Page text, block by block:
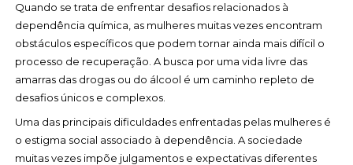
Quando se trata de enfrentar desafios relacionados à
dependência química, as mulheres muitas vezes encontram
obstáculos específicos que podem tornar ainda mais difícil o
processo de recuperação. A busca por uma vida livre das
amarras das drogas ou do álcool é um caminho repleto de
desafios únicos e complexos.
Uma das principais dificuldades enfrentadas pelas mulheres é
o estigma social associado à dependência. A sociedade
muitas vezes impõe julgamentos e expectativas diferentes